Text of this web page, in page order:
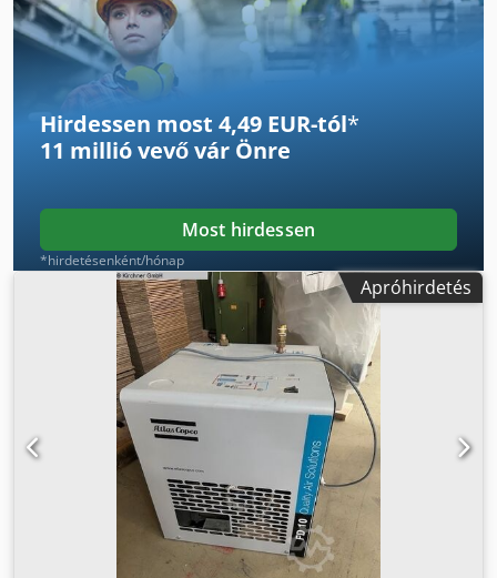
Hirdessen most 4,49 EUR-tól*
11 millió vevővár Önre
Most hirdessen
*hirdetésenként/hónap
Apróhirdetés